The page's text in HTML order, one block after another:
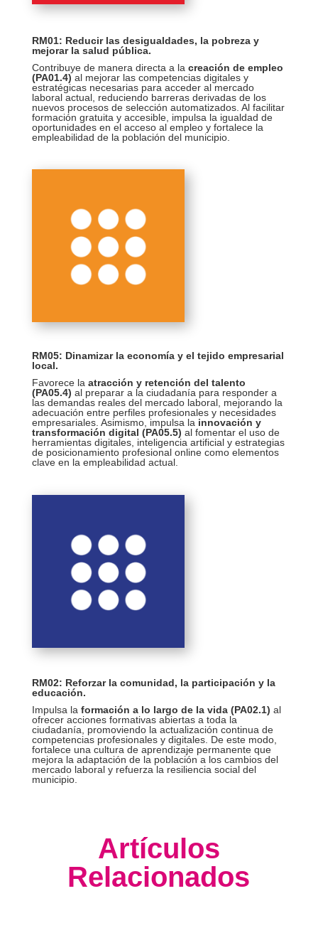
RM01: Reducir las desigualdades, la pobreza y
mejorar la salud pública.
Contribuye de manera directa a la creación de empleo
(PA01.4) al mejorar las competencias digitales y
estratégicas necesarias para acceder al mercado
laboral actual, reduciendo barreras derivadas de los
nuevos procesos de selección automatizados. Al facilitar
formación gratuita y accesible, impulsa la igualdad de
oportunidades en el acceso al empleo y fortalece la
empleabilidad de la población del municipio.
RM05: Dinamizar la economía y el tejido empresarial
local.
Favorece la atracción y retención del talento
(PA05.4) al preparar a la ciudadanía para responder a
las demandas reales del mercado laboral, mejorando la
adecuación entre perfiles profesionales y necesidades
empresariales. Asimismo, impulsa la innovación y
transformación digital (PA05.5) al fomentar el uso de
herramientas digitales, inteligencia artificial y estrategias
de posicionamiento profesional online como elementos
clave en la empleabilidad actual.
RM02: Reforzar la comunidad, la participación y la
educación.
Impulsa la formación a lo largo de la vida (PA02.1) al
ofrecer acciones formativas abiertas a toda la
ciudadanía, promoviendo la actualización continua de
competencias profesionales y digitales. De este modo,
fortalece una cultura de aprendizaje permanente que
mejora la adaptación de la población a los cambios del
mercado laboral y refuerza la resiliencia social del
municipio.
Artículos
Relacionados